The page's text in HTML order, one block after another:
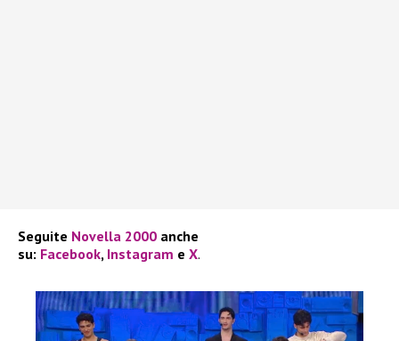
Seguite Novella 2000 anche
su: Facebook, Instagram e X.